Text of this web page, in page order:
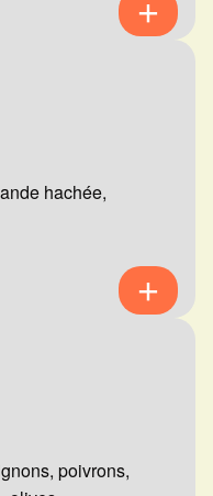
hachée,
poivrons,